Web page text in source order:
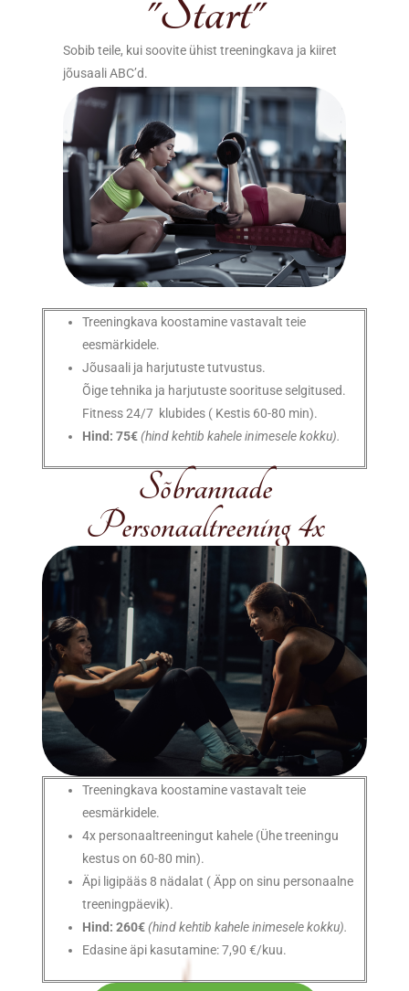
Sobib teile, kui soovite ühist treeningkava ja kiiret
jõusaali ABC’d.
Treeningkava koostamine vastavalt teie
eesmärkidele.
Jõusaali ja harjutuste tutvustus.
Õige tehnika ja harjutuste soorituse selgitused.
Fitness 24/7 klubides ( Kestis 60-80 min).
Hind: 75€(hind kehtib kahele inimesele kokku).
Sõbrannade
Personaaltreening 4x
Treeningkava koostamine vastavalt teie
eesmärkidele.
4x personaaltreeningut kahele (Ühe treeningu
kestus on 60-80 min).
Äpi ligipääs 8 nädalat ( Äpp on sinu personaalne
treeningpäevik).
Hind: 260€(hind kehtib kahele inimesele kokku).
Edasine äpi kasutamine: 7,90 €/kuu.